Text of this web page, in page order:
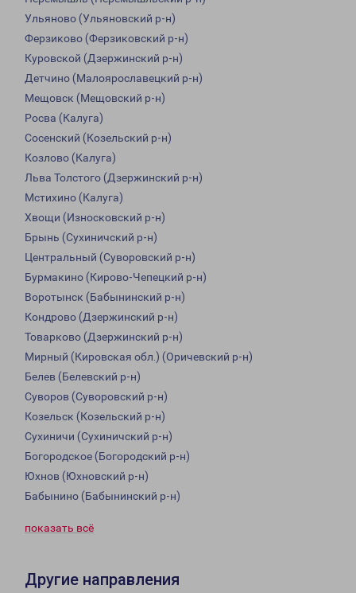
Ульяново (Ульяновский р-н)
Ферзиково (Ферзиковский р-н)
Куровской (Дзержинский р-н)
Детчино (Малоярославецкий р-н)
Мещовск (Мещовский р-н)
Росва (Калуга)
Сосенский (Козельский р-н)
Козлово (Калуга)
Льва Толстого (Дзержинский р-н)
Мстихино (Калуга)
Хвощи (Износковский р-н)
Брынь (Сухиничский р-н)
Центральный (Суворовский р-н)
Бурмакино (Кирово-Чепецкий р-н)
Воротынск (Бабынинский р-н)
Кондрово (Дзержинский р-н)
Товарково (Дзержинский р-н)
Мирный (Кировская обл.) (Оричевский р-н)
Белев (Белевский р-н)
Суворов (Суворовский р-н)
Козельск (Козельский р-н)
Сухиничи (Сухиничский р-н)
Богородское (Богородский р-н)
Юхнов (Юхновский р-н)
Бабынино (Бабынинский р-н)
показать всё
Другие направления